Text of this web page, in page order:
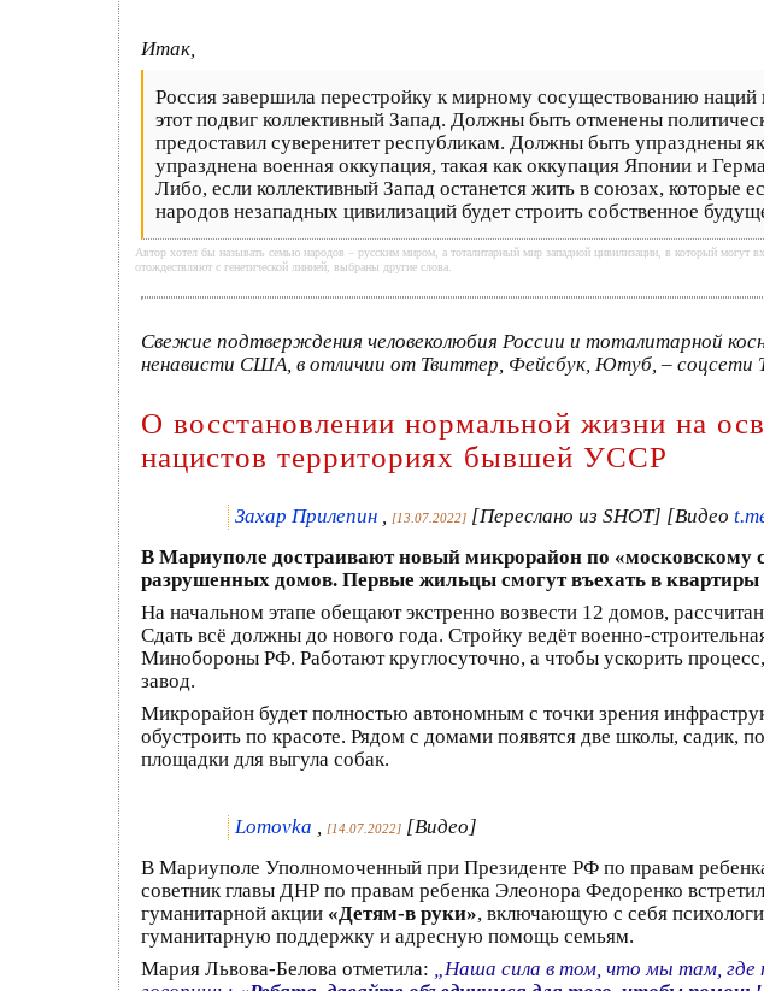
Итак,
Россия завершила перестройку к мирному сосуществованию
этот подвиг коллективный Запад. Должны быть отменены
предоставил суверенитет республикам. Должны быть
упразднена военная оккупация, такая как оккупация Японии и
Либо, если коллективный Запад останется жить в союзах, которые
народов незападных цивилизаций будет строить собственное
Автор хотел бы называть семью народов – русским миром, а тоталитарный мир западной цивилизации, в который
отождествляют с генетической линией, выбраны другие слова.
Свежие подтверждения человеколюбия России и тоталитарной
ненависти США, в отличии от Твиттер, Фейсбук, Ютуб, – соцсети
О восстановлении нормальной жизни на
нацистов территориях бывшей УССР
Захар Прилепин , [13.07.2022] [Переслано из SHOT] [Видео
В Мариуполе достраивают новый микрорайон по «московскому
разрушенных домов. Первые жильцы смогут въехать в квартиры
На начальном этапе обещают экстренно возвести 12 домов,
Сдать всё должны до нового года. Стройку ведёт военно-
Минобороны РФ. Работают круглосуточно, а чтобы ускорить
завод.
Микрорайон будет полностью автономным с точки зрения
обустроить по красоте. Рядом с домами появятся две школы, садик,
площадки для выгула собак.
Lomovka , [14.07.2022] [Видео]
В Мариуполе Уполномоченный при Президенте РФ по правам
советник главы ДНР по правам ребенка Элеонора Федоренко
гуманитарной акции «Детям-в руки», включающую с себя
гуманитарную поддержку и адресную помощь семьям.
Мария Львова-Белова отметила: „Наша сила в том, что мы там, где